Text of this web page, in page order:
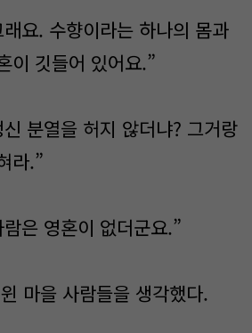
요. 수향이라는 하나의 몸과
이 깃들어 있어요.”
분열을 허지 않더냐? 그거랑
라.”
은 영혼이 없더군요.”
마을 사람들을 생각했다.